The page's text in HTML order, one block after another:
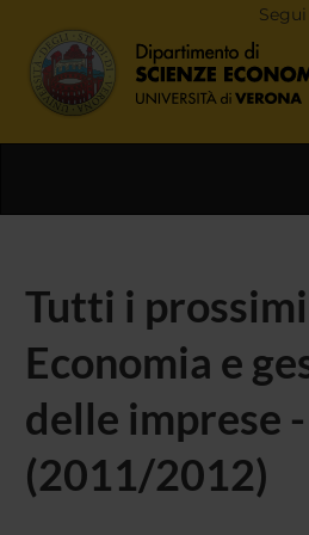
Tutti i
Economia e
delle imprese -
(2011/2012)